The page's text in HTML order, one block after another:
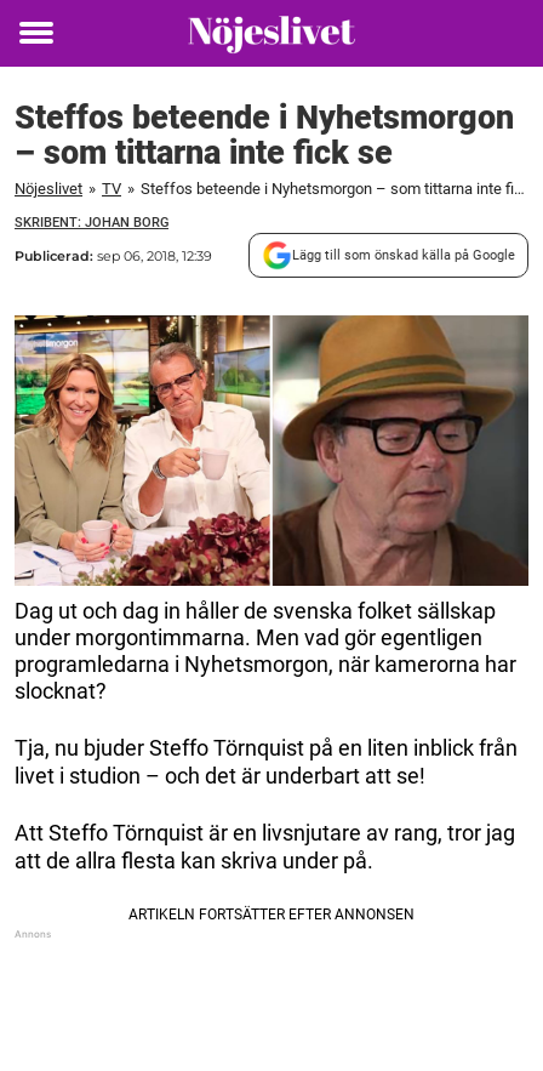
Toggle
Steffos beteende i Nyhetsmorgon
– som tittarna inte fick se
Nöjeslivet » TV » Steffos beteende i Nyhetsmorgon – som tittarna inte fick se
SKRIBENT: JOHAN BORG
Publicerad: sep 06, 2018, 12:39 Lägg till som önskad källa på Google
Dag ut och dag in håller de svenska folket sällskap
under morgontimmarna. Men vad gör egentligen
programledarna i Nyhetsmorgon, när kamerorna har
slocknat?
Tja, nu bjuder Steffo Törnquist på en liten inblick från
livet i studion – och det är underbart att se!
Att Steffo Törnquist är en livsnjutare av rang, tror jag
att de allra flesta kan skriva under på.